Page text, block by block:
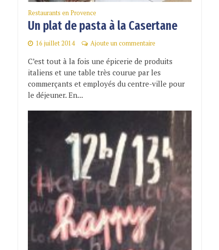
Restaurants en Provence
Un plat de pasta à la Casertane
16 juillet 2014 Ajoute un commentaire
C’est tout à la fois une épicerie de produits
italiens et une table très courue par les
commerçants et employés du centre-ville pour
le déjeuner. En...